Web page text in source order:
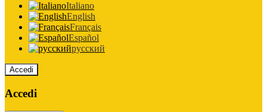
Italiano
English
Français
Español
русский
Accedi
Accedi